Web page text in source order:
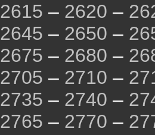
2615 – 2620 –
2645 – 2650 –
2675 – 2680 –
2705 – 2710 –
2735 – 2740 –
2765 – 2770 –